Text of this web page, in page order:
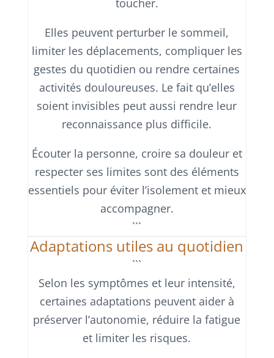
Elles peuvent perturber le sommeil,
limiter les déplacements, compliquer les
gestes du quotidien ou rendre certaines
activités douloureuses. Le fait qu’elles
soient invisibles peut aussi rendre leur
reconnaissance plus difficile.
Écouter la personne, croire sa douleur et
respecter ses limites sont des éléments
essentiels pour éviter l’isolement et mieux
accompagner.
```
Adaptations utiles au quotidien
```
Selon les symptômes et leur intensité,
certaines adaptations peuvent aider à
préserver l’autonomie, réduire la fatigue
et limiter les risques.